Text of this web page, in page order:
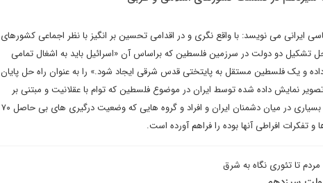
ایرانی می نویسد: با واقع نگری و در اقدامی تحسین بر انگیز با نظر اجماعی کشورهای
تشکیل دو دولت در سرزمین فلسطین که براساس آن «اسرائیل باید به اشغال تمامی
عربی در سال ۱۹۶۷ پایان داده و یک فلسطین مستقل به پایتختی قدس شرقی ایجاد شود.» را به عنوان راه حل پایان
نمایش داده شده توسط ایران در موضوع فلسطین که توام با عقلانیت و مبتنی بر
واقعیات میدانی، صورت گرفته، ناامیدی بسیاری در میان دشمنان ایران و افراد و گروه هایی که وضعیت درگیری های بی حاصل ۷۰
تفکرات افراطی آنها بوده را فراهم آورده است.
تا تئوری نگاه به شرق